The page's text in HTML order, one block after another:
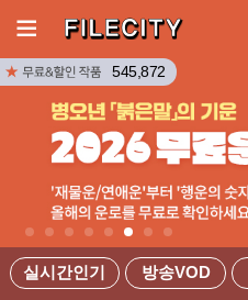
실시간인기 방송VOD
545,872